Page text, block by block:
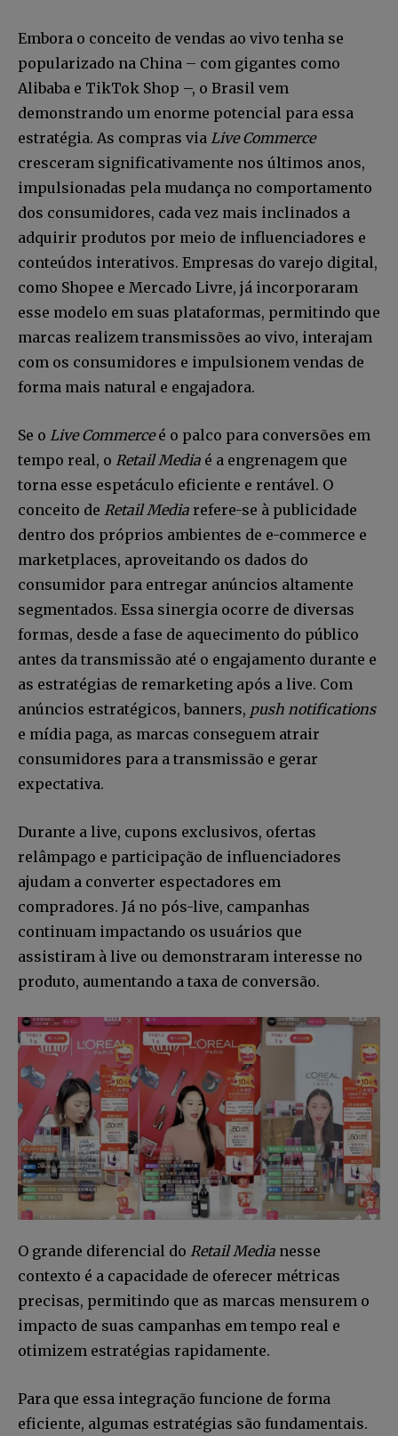
Embora o conceito de vendas ao vivo tenha se
popularizado na China – com gigantes como
Alibaba e TikTok Shop –, o Brasil vem
demonstrando um enorme potencial para essa
estratégia. As compras via Live Commerce
cresceram significativamente nos últimos anos,
impulsionadas pela mudança no comportamento
dos consumidores, cada vez mais inclinados a
adquirir produtos por meio de influenciadores e
conteúdos interativos. Empresas do varejo digital,
como Shopee e Mercado Livre, já incorporaram
esse modelo em suas plataformas, permitindo que
marcas realizem transmissões ao vivo, interajam
com os consumidores e impulsionem vendas de
forma mais natural e engajadora.
Se o Live Commerceé o palco para conversões em
tempo real, o Retail Media é a engrenagem que
torna esse espetáculo eficiente e rentável. O
conceito de Retail Media refere-se à publicidade
dentro dos próprios ambientes de e-commerce e
marketplaces, aproveitando os dados do
consumidor para entregar anúncios altamente
segmentados. Essa sinergia ocorre de diversas
formas, desde a fase de aquecimento do público
antes da transmissão até o engajamento durante e
as estratégias de remarketing após a live. Com
anúncios estratégicos, banners, push notifications
e mídia paga, as marcas conseguem atrair
consumidores para a transmissão e gerar
expectativa.
Durante a live, cupons exclusivos, ofertas
relâmpago e participação de influenciadores
ajudam a converter espectadores em
compradores. Já no pós-live, campanhas
continuam impactando os usuários que
assistiram à live ou demonstraram interesse no
produto, aumentando a taxa de conversão.
O grande diferencial do Retail Media nesse
contexto é a capacidade de oferecer métricas
precisas, permitindo que as marcas mensurem o
impacto de suas campanhas em tempo real e
otimizem estratégias rapidamente.
Para que essa integração funcione de forma
eficiente, algumas estratégias são fundamentais.